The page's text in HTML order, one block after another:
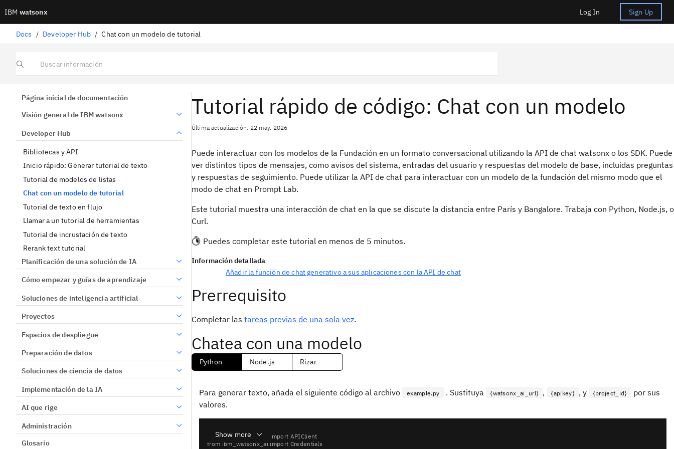
IBM watsonx Log In Sign Up
Docs / Developer Hub / Chat con un modelo de tutorial
Buscar información
Página inicial de documentación
Visión general de IBM watsonx
Developer Hub
Bibliotecas y API
Inicio rápido: Generar tutorial de texto
Tutorial de modelos de listas
Chat con un modelo de tutorial
Tutorial de texto en flujo
Llamar a un tutorial de herramientas
Tutorial de incrustación de texto
Rerank text tutorial
Planificación de una solución de IA
Cómo empezar y guías de aprendizaje
Soluciones de inteligencia artificial
Proyectos
Espacios de despliegue
Preparación de datos
Soluciones de ciencia de datos
Implementación de la IA
AI que rige
Administración
Glosario
Tutorial rápido de código: Chat con un modelo
Última actualización: 22 may. 2026
Puede interactuar con los modelos de la Fundación en un formato conversacional utilizando la API de chat watsonx o los SDK. Puede
ver distintos tipos de mensajes, como avisos del sistema, entradas del usuario y respuestas del modelo de base, incluidas preguntas
y respuestas de seguimiento. Puede utilizar la API de chat para interactuar con un modelo de la fundación del mismo modo que el
modo de chat en Prompt Lab.
Este tutorial muestra una interacción de chat en la que se discute la distancia entre París y Bangalore. Trabaja con Python, Node.js, o
Curl.
Puedes completar este tutorial en menos de 5 minutos.
Información detallada
Añadir la función de chat generativo a sus aplicaciones con la API de chat
Prerrequisito
Completar las tareas previas de una sola vez.
Chatea con una modelo
Selecciona el lenguaje del ejemplo de código
Python Node.js Rizar
Para generar texto, añada el siguiente código al archivo example.py . Sustituya {watsonx_ai_url} , {apikey} , y {project_id}
por sus
valores.
from ibm_watsonx_ai import
from ibm_watsonx_ai import
Show more